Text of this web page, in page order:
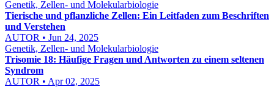
Genetik, Zellen- und Molekularbiologie
Tierische und pflanzliche Zellen: Ein Leitfaden zum Beschriften
und Verstehen
AUTOR • Jun 24, 2025
Genetik, Zellen- und Molekularbiologie
Trisomie 18: Häufige Fragen und Antworten zu einem seltenen
Syndrom
AUTOR • Apr 02, 2025